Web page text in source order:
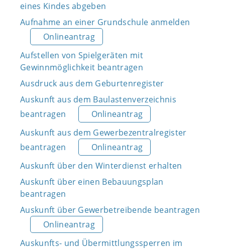
eines Kindes abgeben
Aufnahme an einer Grundschule anmelden
Onlineantrag
Aufstellen von Spielgeräten mit
Gewinnmöglichkeit beantragen
Ausdruck aus dem Geburtenregister
Auskunft aus dem Baulastenverzeichnis
beantragen
Onlineantrag
Auskunft aus dem Gewerbezentralregister
beantragen
Onlineantrag
Auskunft über den Winterdienst erhalten
Auskunft über einen Bebauungsplan
beantragen
Auskunft über Gewerbetreibende beantragen
Onlineantrag
Auskunfts- und Übermittlungssperren im